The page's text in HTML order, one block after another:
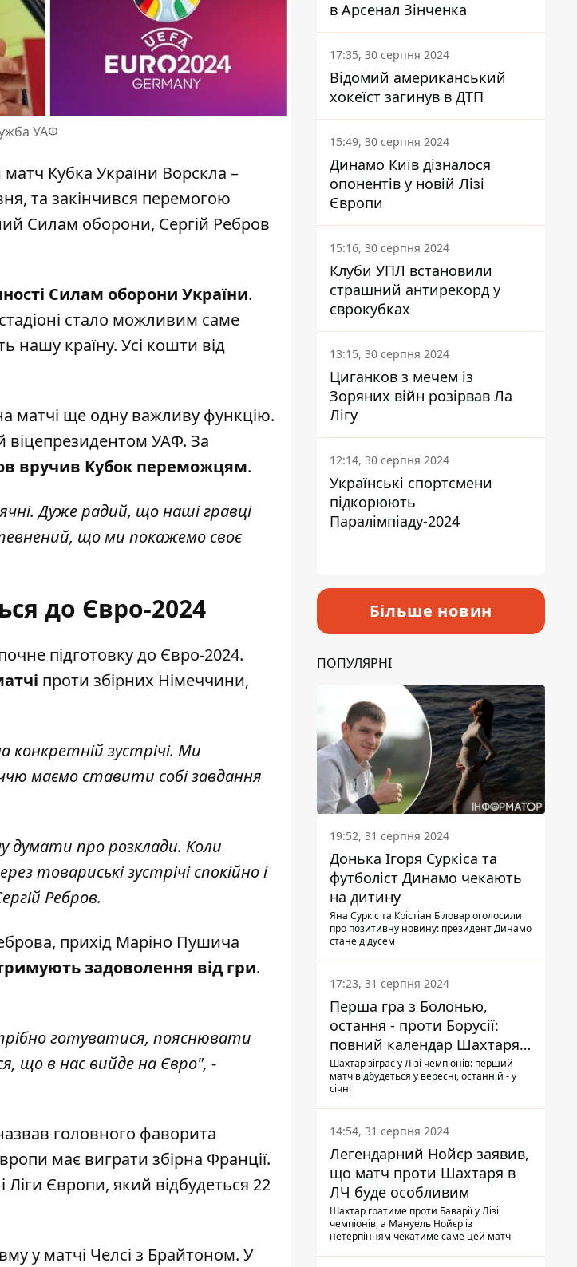
УАФ
матч Кубка України Ворскла –
та закінчився перемогою
Силам оборони, Сергій Ребров
Силам оборони України.
стало можливим саме
нашу країну. Усі кошти від
матчі ще одну важливу функцію.
віцепрезидентом УАФ. За
вручив Кубок переможцям.
Дуже радий, що наші гравці
що ми покажемо своє
до Євро-2024
підготовку до Євро-2024.
проти збірних Німеччини,
конкретній зустрічі. Ми
маємо ставити собі завдання
думати про розклади. Коли
товариські зустрічі спокійно і
Ребров.
прихід Маріно Пушича
задоволення від гри.
готуватися, пояснювати
що в нас вийде на Євро", -
головного фаворита
має виграти збірна Франції.
Європи, який відбудеться 22
у матчі Челсі з Брайтоном. У
в Арсенал Зінченка
17:35, 30 серпня 2024
Відомий американський
хокеїст загинув в ДТП
15:49, 30 серпня 2024
Динамо Київ дізналося
опонентів у новій Лізі
Європи
15:16, 30 серпня 2024
Клуби УПЛ встановили
страшний антирекорд у
єврокубках
13:15, 30 серпня 2024
Циганков з мечем із
Зоряних війн розірвав Ла
Лігу
12:14, 30 серпня 2024
Українські спортсмени
підкорюють
Паралімпіаду-2024
Більше новин
ПОПУЛЯРНІ
19:52, 31 серпня 2024
Донька Ігоря Суркіса та
футболіст Динамо чекають
на дитину
Яна Суркіс та Крістіан Біловар оголосили
про позитивну новину: президент Динамо
стане дідусем
17:23, 31 серпня 2024
Перша гра з Болонью,
остання - проти Борусії:
повний календар Шахтаря в
новій ЛЧ
Шахтар зіграє у Лізі чемпіонів: перший
матч відбудеться у вересні, останній - у
січні
14:54, 31 серпня 2024
Легендарний Нойєр заявив,
що матч проти Шахтаря в
ЛЧ буде особливим
Шахтар гратиме проти Баварії у Лізі
чемпіонів, а Мануель Нойєр із
нетерпінням чекатиме саме цей матч